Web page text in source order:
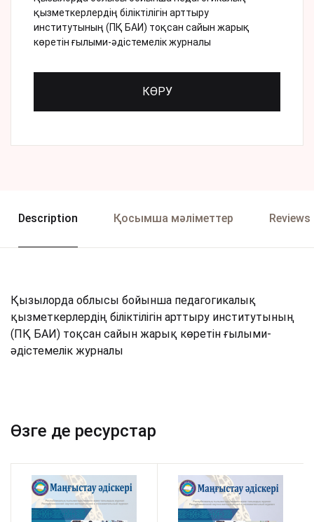
қызметкерлердің біліктілігін арттыру
институтының (ПҚ БАИ) тоқсан сайын жарық
көретiн ғылыми-әдістемелік журналы
КӨРУ
Description Қосымша мәліметтер Reviews
Қызылорда облысы бойынша педагогикалық
қызметкерлердің біліктілігін арттыру институтының
(ПҚ БАИ) тоқсан сайын жарық көретiн ғылыми-
әдістемелік журналы
Өзге де ресурстар